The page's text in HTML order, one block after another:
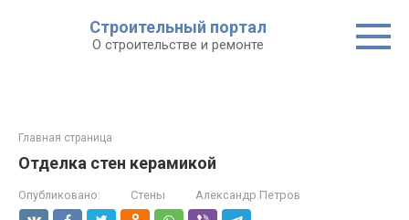
Строительный портал
О строительстве и ремонте
Главная страница
Отделка стен керамикой
Опубликовано: Стены Александр Петров